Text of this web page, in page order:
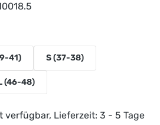
41) S (37-38)
(46-48)
Gib den gewünschten
verfügbar, Lieferzeit: 3 - 5 Tage